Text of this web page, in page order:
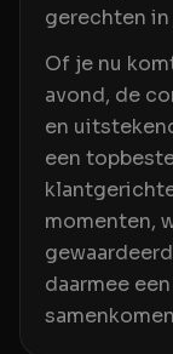
gerechten
Of je nu
avond, de
en
een
momenten,
daarmee